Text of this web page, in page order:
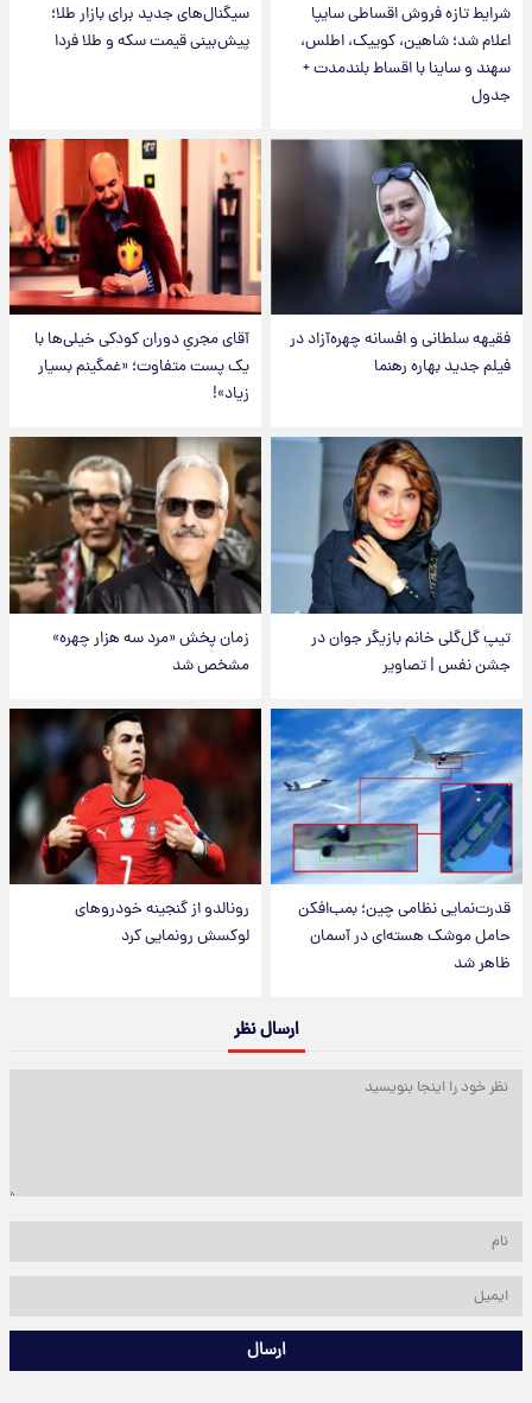
شرایط تازه فروش اقساطی سایپا
اعلام شد؛ شاهین، کوییک، اطلس،
سهند و ساینا با اقساط بلندمدت +
جدول
سیگنال‌های جدید برای بازار طلا؛
پیش‌بینی قیمت سکه و طلا فردا
فقیهه سلطانی و افسانه چهره‌آزاد در
فیلم جدید بهاره رهنما
آقای مجریِ دوران کودکی خیلی‌ها با
یک پست متفاوت؛ «غمگینم بسیار
زیاد»!
تیپ گل‌گلی خانم بازیگر جوان در
جشن نفس | تصاویر
زمان پخش «مرد سه هزار چهره»
مشخص شد
قدرت‌نمایی نظامی چین؛ بمب‌افکن
حامل موشک هسته‌ای در آسمان
ظاهر شد
رونالدو از گنجینه خودروهای
لوکسش رونمایی کرد
ارسال نظر
ارسال